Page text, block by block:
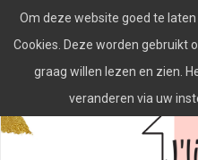
naar
inhoud
Om deze website goed te
Cookies. Deze worden gebruikt
graag willen lezen en zien.
veranderen via uw